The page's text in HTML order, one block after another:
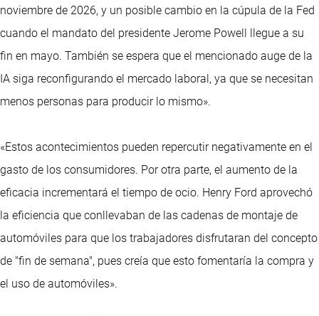
noviembre de 2026, y un posible cambio en la cúpula de la Fed
cuando el mandato del presidente Jerome Powell llegue a su
fin en mayo. También se espera que el mencionado auge de la
IA siga reconfigurando el mercado laboral, ya que se necesitan
menos personas para producir lo mismo».
«Estos acontecimientos pueden repercutir negativamente en el
gasto de los consumidores. Por otra parte, el aumento de la
eficacia incrementará el tiempo de ocio. Henry Ford aprovechó
la eficiencia que conllevaban de las cadenas de montaje de
automóviles para que los trabajadores disfrutaran del concepto
de "fin de semana", pues creía que esto fomentaría la compra y
el uso de automóviles».